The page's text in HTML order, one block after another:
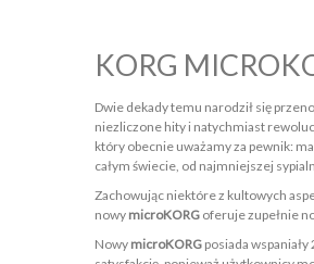
KORG
Dwie dekady temu narodził się
niezliczone hity i natychmiast
który obecnie uważamy za pewnik:
całym świecie, od najmniejszej
Zachowując niektóre z kultowych
nowy microKORG oferuje zupełnie
Nowy microKORG posiada